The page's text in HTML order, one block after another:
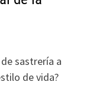
sastrería a
de vida?